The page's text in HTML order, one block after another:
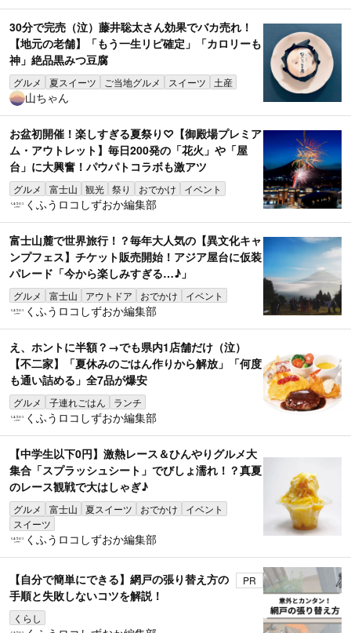
30分で完売（泣）藤井聡太さん効果でバカ売れ！
【地元の老舗】「もう一生リピ確定」「カロリーも
神」絶品黒みつ豆腐
グルメ 夏スイーツ ご当地グルメ スイーツ 土産
山ちゃん
お盆初開催！楽しすぎる夏祭り♡【御殿場プレミア
ム・アウトレット】毎日200発の「花火」や「屋
台」に大興奮！パウパトコラボも激アツ
グルメ 富士山 観光 祭り おでかけ イベント
くふうロコしずおか編集部
富士山麓で世界旅行！？毎年大人気の【異文化キャ
ンプフェス】チケット販売開始！アジア屋台に仮装
パレード「今から楽しみすぎる…♪」
グルメ 富士山 アウトドア おでかけ イベント
くふうロコしずおか編集部
え、ホントに半額？→でも県内1店舗だけ（泣）
【不二家】「夏休みのごはん作りから解放」「何度
も通い詰める」全7品が爆安
グルメ 子連れごはん ランチ
くふうロコしずおか編集部
【中学生以下0円】激熱レース＆ひんやりグルメ大
集合「スプラッシュシート」でびしょ濡れ！？真夏
のレース観戦で大はしゃぎ♪
グルメ 富士山 夏スイーツ おでかけ
イベント
スイーツ
くふうロコしずおか編集部
【自分で簡単にできる】網戸の張り替え方の
手順と失敗しないコツを解説！
くらし
PR